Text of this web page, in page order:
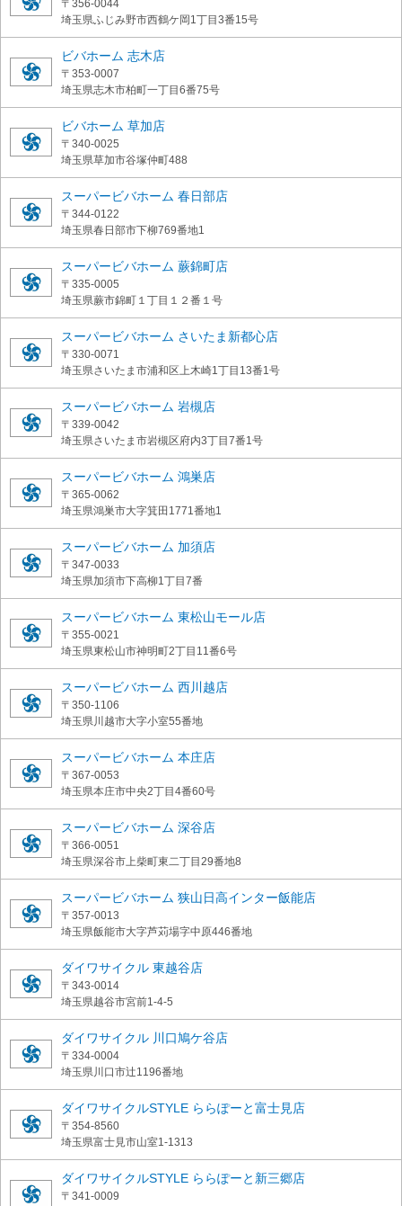
〒356-0044
埼玉県ふじみ野市西鶴ケ岡1丁目3番15号
ビバホーム 志木店
〒353-0007
埼玉県志木市柏町一丁目6番75号
ビバホーム 草加店
〒340-0025
埼玉県草加市谷塚仲町488
スーパービバホーム 春日部店
〒344-0122
埼玉県春日部市下柳769番地1
スーパービバホーム 蕨錦町店
〒335-0005
埼玉県蕨市錦町１丁目１２番１号
スーパービバホーム さいたま新都心店
〒330-0071
埼玉県さいたま市浦和区上木崎1丁目13番1号
スーパービバホーム 岩槻店
〒339-0042
埼玉県さいたま市岩槻区府内3丁目7番1号
スーパービバホーム 鴻巣店
〒365-0062
埼玉県鴻巣市大字箕田1771番地1
スーパービバホーム 加須店
〒347-0033
埼玉県加須市下高柳1丁目7番
スーパービバホーム 東松山モール店
〒355-0021
埼玉県東松山市神明町2丁目11番6号
スーパービバホーム 西川越店
〒350-1106
埼玉県川越市大字小室55番地
スーパービバホーム 本庄店
〒367-0053
埼玉県本庄市中央2丁目4番60号
スーパービバホーム 深谷店
〒366-0051
埼玉県深谷市上柴町東二丁目29番地8
スーパービバホーム 狭山日高インター飯能店
〒357-0013
埼玉県飯能市大字芦苅場字中原446番地
ダイワサイクル 東越谷店
〒343-0014
埼玉県越谷市宮前1-4-5
ダイワサイクル 川口鳩ケ谷店
〒334-0004
埼玉県川口市辻1196番地
ダイワサイクルSTYLE ららぽーと富士見店
〒354-8560
埼玉県富士見市山室1-1313
ダイワサイクルSTYLE ららぽーと新三郷店
〒341-0009